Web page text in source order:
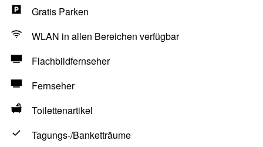
Gratis Parken
WLAN in allen Bereichen verfügbar
Flachbildfernseher
Fernseher
Toilettenartikel
Tagungs-/Banketträume